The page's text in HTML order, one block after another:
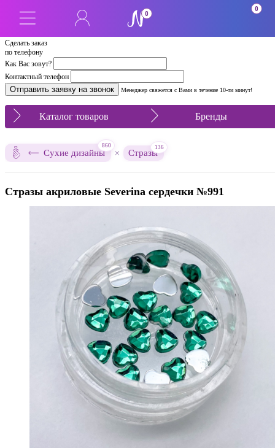
Сделать заказ
по телефону
Как Вас зовут?
Контактный телефон
Менеджер свяжется с Вами в течение 10-ти минут!
0
0
Каталог товаров Бренды
Сухие дизайны
860
× Стразы
136
Стразы акриловые Severina сердечки №991